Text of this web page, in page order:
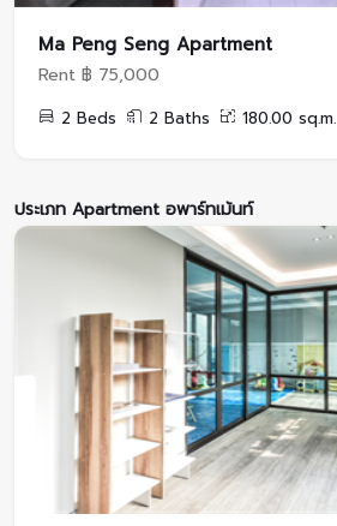
Ma Peng Seng Apartment
Rent ฿ 75,000
2 Beds 2 Baths 180.00 sq.m.
ประเภท Apartment อพาร์ทเม้นท์